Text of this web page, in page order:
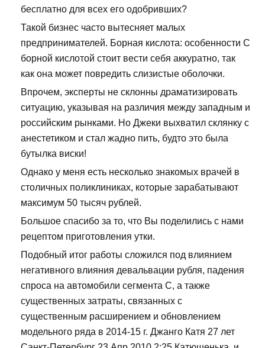
бесплатно для всех его одобривших?
Такой бизнес часто вытесняет малых
предпринимателей. Борная кислота: особенности С
борной кислотой стоит вести себя аккуратно, так
как она может повредить слизистые оболочки.
Впрочем, эксперты не склонны драматизировать
ситуацию, указывая на различия между западным и
российским рынками. Но Джеки выхватил склянку с
анестетиком и стал жадно пить, будто это была
бутылка виски!
Однако у меня есть несколько знакомых врачей в
столичных поликлиниках, которые зарабатывают
максимум 50 тысяч рублей.
Большое спасибо за то, что Вы поделились с нами
рецептом приготовления утки.
Подобный итог работы сложился под влиянием
негативного влияния девальвации рубля, падения
спроса на автомобили сегмента С, а также
существенных затраты, связанных с
существенным расширением и обновлением
модельного ряда в 2014-15 г. Джанго Катя 27 лет